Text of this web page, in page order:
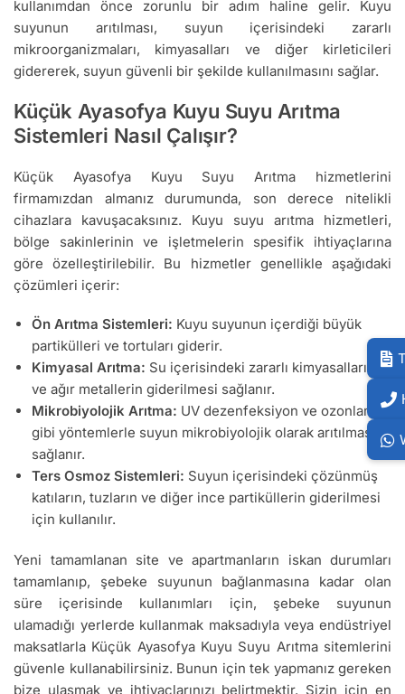
kullanımdan önce zorunlu bir adım haline gelir. Kuyu
suyunun arıtılması, suyun içerisindeki zararlı
mikroorganizmaları, kimyasalları ve diğer kirleticileri
gidererek, suyun güvenli bir şekilde kullanılmasını sağlar.
Küçük Ayasofya Kuyu Suyu Arıtma
Sistemleri Nasıl Çalışır?
Küçük Ayasofya Kuyu Suyu Arıtma hizmetlerini
firmamızdan almanız durumunda, son derece nitelikli
cihazlara kavuşacaksınız. Kuyu suyu arıtma hizmetleri,
bölge sakinlerinin ve işletmelerin spesifik ihtiyaçlarına
göre özelleştirilebilir. Bu hizmetler genellikle aşağıdaki
çözümleri içerir:
Ön Arıtma Sistemleri: Kuyu suyunun içerdiği büyük
partikülleri ve tortuları giderir.
Kimyasal Arıtma: Su içerisindeki zararlı kimyasalların
ve ağır metallerin giderilmesi sağlanır.
Mikrobiyolojik Arıtma: UV dezenfeksiyon ve ozonlama
gibi yöntemlerle suyun mikrobiyolojik olarak arıtılması
sağlanır.
Ters Osmoz Sistemleri: Suyun içerisindeki çözünmüş
katıların, tuzların ve diğer ince partiküllerin giderilmesi
için kullanılır.
Yeni tamamlanan site ve apartmanların iskan durumları
tamamlanıp, şebeke suyunun bağlanmasına kadar olan
süre içerisinde kullanımları için, şebeke suyunun
ulamadığı yerlerde kullanmak maksadıyla veya endüstriyel
maksatlarla Küçük Ayasofya Kuyu Suyu Arıtma sitemlerini
güvenle kullanabilirsiniz. Bunun için tek yapmanız gereken
bize ulaşmak ve ihtiyaçlarınızı belirtmektir. Sizin için en